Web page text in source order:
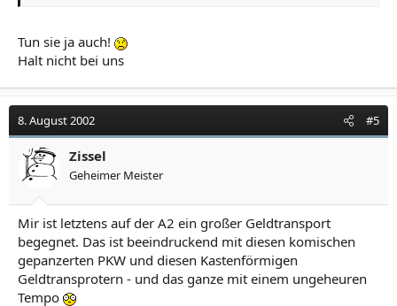
Tun sie ja auch!
Halt nicht bei uns
8. August 2002 #5
Zissel
Geheimer Meister
Mir ist letztens auf der A2 ein großer Geldtransport
begegnet. Das ist beeindruckend mit diesen komischen
gepanzerten PKW und diesen Kastenförmigen
Geldtransprotern - und das ganze mit einem ungeheuren
Tempo